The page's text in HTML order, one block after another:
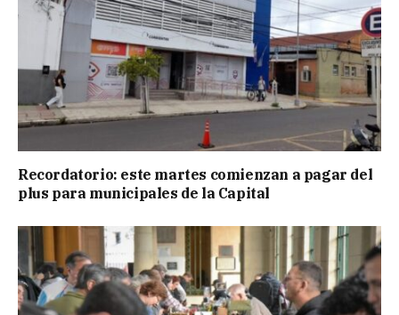
Recordatorio: este martes comienzan a pagar del
plus para municipales de la Capital